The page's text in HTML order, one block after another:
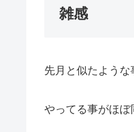
雑感
先月と似たような
やってる事がほぼ